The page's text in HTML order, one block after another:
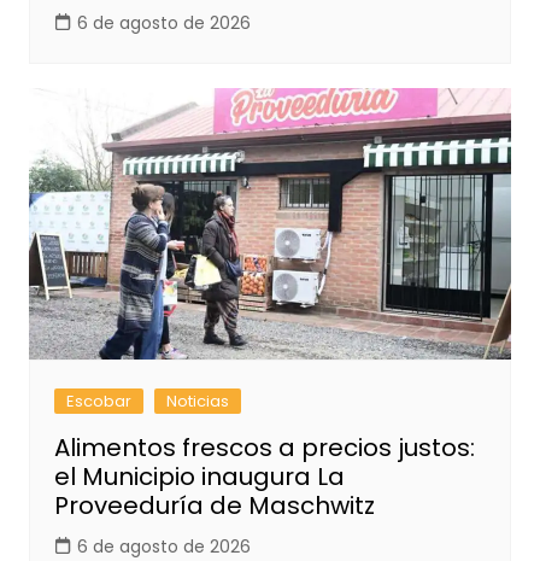
6 de agosto de 2026
Escobar Noticias
Alimentos frescos a precios justos:
el Municipio inaugura La
Proveeduría de Maschwitz
6 de agosto de 2026